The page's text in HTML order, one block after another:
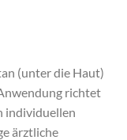
(unter die Haut)
richtet
individuellen
ärztliche